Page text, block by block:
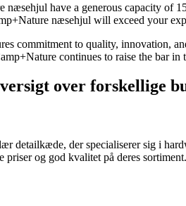
næsehjul have a generous capacity of
næsehjul will exceed your
commitment to quality, innovation,
continues to raise the bar
over forskellige
detailkæde, der specialiserer sig i
priser og god kvalitet på deres